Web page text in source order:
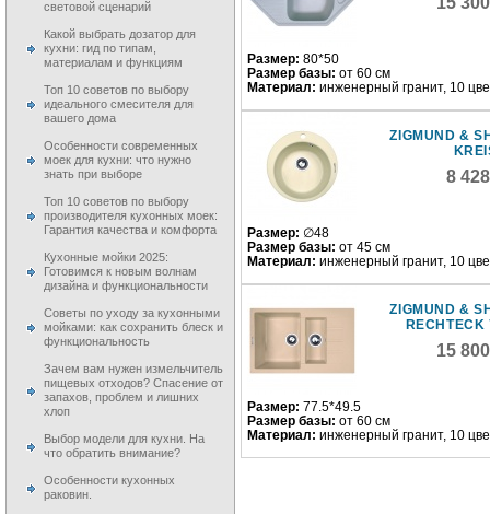
Размер: 80*50
Размер базы: от 60 см
Материал: инженерный гранит, 10
ZIGMUND &
8
Размер: ∅48
Размер базы: от 45 см
Материал: инженерный гранит, 10
ZIGMUND &
RECHTECK
15
Размер: 77.5*49.5
Размер базы: от 60 см
Материал: инженерный гранит, 10
световой сценарий
Какой выбрать дозатор для
кухни: гид по типам,
материалам и функциям
Топ 10 советов по выбору
идеального смесителя для
вашего дома
Особенности современных
моек для кухни: что нужно
знать при выборе
Топ 10 советов по выбору
производителя кухонных моек:
Гарантия качества и комфорта
Кухонные мойки 2025:
Готовимся к новым волнам
дизайна и функциональности
Советы по уходу за кухонными
мойками: как сохранить блеск и
функциональность
Зачем вам нужен измельчитель
пищевых отходов? Спасение от
запахов, проблем и лишних
хлоп
Выбор модели для кухни. На
что обратить внимание?
Особенности кухонных
раковин.